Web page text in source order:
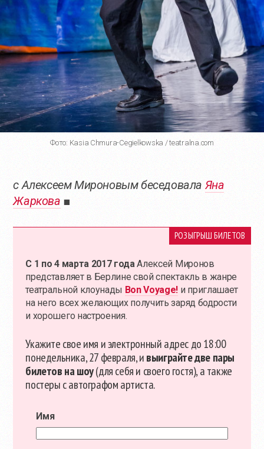
Фото: Kasia Chmura-Cegielkowska / teatralna.com
с Алексеем Мироновым беседовала Яна
Жаркова ■
РОЗЫГРЫШ БИЛЕТОВ
С 1 по 4 марта 2017 года Алексей Миронов
представляет в Берлине свой спектакль в жанре
театральной клоунады Bon Voyage! и приглашает
на него всех желающих получить заряд бодрости
и хорошего настроения.
Укажите свое имя и электронный адрес до 18:00
понедельника, 27 февраля, ивыиграйте две пары
билетов на шоу(для себя и своего гостя), а также
постеры с автографом артиста.
Имя